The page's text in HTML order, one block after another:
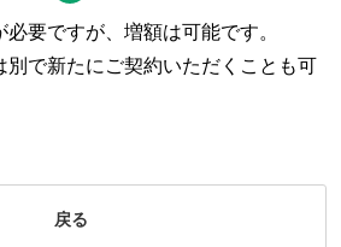
要ですが、増額は可能です。
別で新たにご契約いただくことも可
戻る